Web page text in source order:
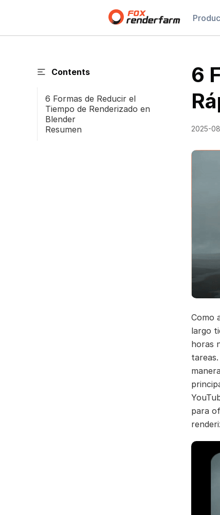
Contents
6 Formas de Reducir el
Tiempo de Renderizado en
Blender
Resumen
6
2025-
Como
largo
horas
para